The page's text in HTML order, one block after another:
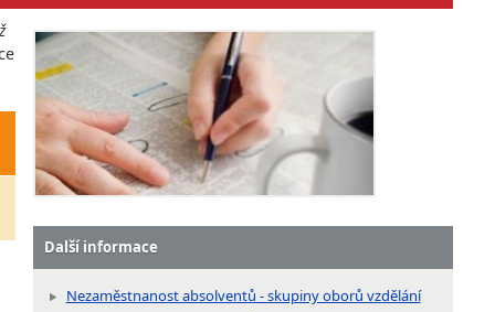
Další informace
Nezaměstnanost absolventů - skupiny oborů vzdělání